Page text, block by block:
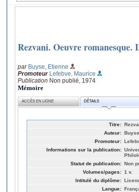
Rezvani. Oeuvre romanesque.
par Buyse, Etienne
Promoteur Lefebve, Maurice
Publication Non publié, 1974
Mémoire
ACCÈS EN LIGNE DÉTAILS
Titre:
Auteur:
Promoteur:
Informations sur la publication:
Statut de publication: Non
Volumes/pages: 1 v.
Intitulé du diplôme:
Langue: